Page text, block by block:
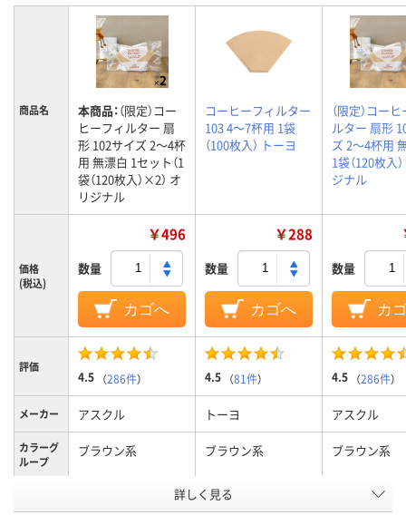
商品名 本商品：（限定）コー
ヒーフィルター 扇
形 102サイズ 2～4杯
用 無漂白 1セット（1
袋（120枚入）×2） オ
リジナル
コーヒーフィルター
103 4～7杯用 1袋
（100枚入） トーヨ
（限定）コー
ルター 扇形
ズ 2～4杯用
1袋（120枚入
ジナル
価格
(税込)
￥496
数量
カゴへ
￥288
数量
カゴへ
数量
カ
評価
4.5 （286件） 4.5 （81件） 4.5 （286件）
メーカー アスクル トーヨ アスクル
カラーグ
ループ
ブラウン系 ブラウン系 ブラウン系
詳しく見る